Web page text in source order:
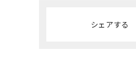
シェアする